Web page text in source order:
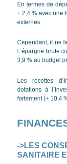
En termes de
+ 2,4 % avec une
externes.
Cependant, il ne
L’épargne brute
3,9 % au budget
Les recettes
dotations à
fortement (+ 10,4
->LES
SANITAIRE